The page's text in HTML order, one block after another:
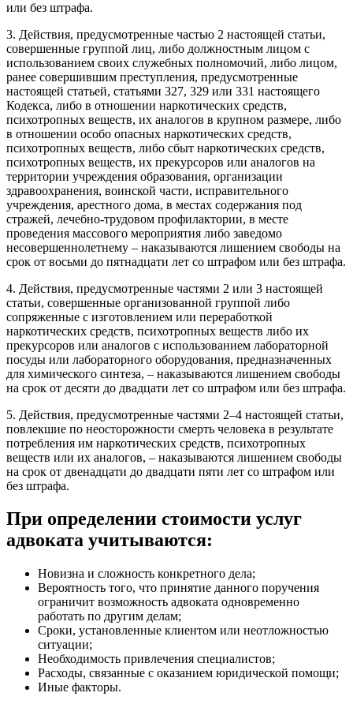
или без штрафа.
3. Действия, предусмотренные частью 2 настоящей статьи,
совершенные группой лиц, либо должностным лицом с
использованием своих служебных полномочий, либо лицом,
ранее совершившим преступления, предусмотренные
настоящей статьей, статьями 327, 329 или 331 настоящего
Кодекса, либо в отношении наркотических средств,
психотропных веществ, их аналогов в крупном размере, либо
в отношении особо опасных наркотических средств,
психотропных веществ, либо сбыт наркотических средств,
психотропных веществ, их прекурсоров или аналогов на
территории учреждения образования, организации
здравоохранения, воинской части, исправительного
учреждения, арестного дома, в местах содержания под
стражей, лечебно-трудовом профилактории, в месте
проведения массового мероприятия либо заведомо
несовершеннолетнему – наказываются лишением свободы на
срок от восьми до пятнадцати лет со штрафом или без штрафа.
4. Действия, предусмотренные частями 2 или 3 настоящей
статьи, совершенные организованной группой либо
сопряженные с изготовлением или переработкой
наркотических средств, психотропных веществ либо их
прекурсоров или аналогов с использованием лабораторной
посуды или лабораторного оборудования, предназначенных
для химического синтеза, – наказываются лишением свободы
на срок от десяти до двадцати лет со штрафом или без штрафа.
5. Действия, предусмотренные частями 2–4 настоящей статьи,
повлекшие по неосторожности смерть человека в результате
потребления им наркотических средств, психотропных
веществ или их аналогов, – наказываются лишением свободы
на срок от двенадцати до двадцати пяти лет со штрафом или
без штрафа.
При определении стоимости услуг
адвоката учитываются:
Новизна и сложность конкретного дела;
Вероятность того, что принятие данного поручения
ограничит возможность адвоката одновременно
работать по другим делам;
Сроки, установленные клиентом или неотложностью
ситуации;
Необходимость привлечения специалистов;
Расходы, связанные с оказанием юридической помощи;
Иные факторы.